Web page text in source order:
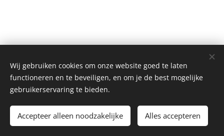
Wij gebruiken cookies om onze website goed te laten
functioneren en te beveiligen, en om je de best mogelijke
gebruikerservaring te bieden.
Accepteer alleen noodzakelijke Alles accepteren